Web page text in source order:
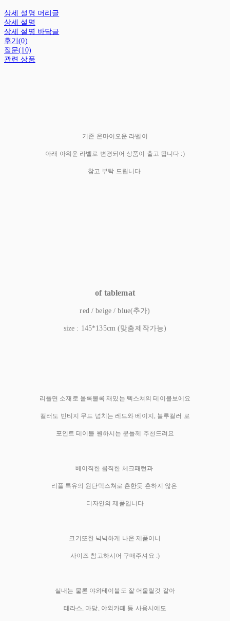
상세 설명 머리글
상세 설명
상세 설명 바닥글
후기(0)
질문(10)
관련 상품
기존 온마이오운 라벨이
아래 아워운 라벨로 변경되어 상품이 출고 됩니다 :)
참고 부탁 드립니다
of tablemat
red / beige / blue(추가)
size : 145*135cm (맞춤제작가능)
리플면 소재로 올록볼록 재밌는 텍스쳐의 테이블보에요
컬러도 빈티지 무드 넘치는 레드와 베이지, 블루컬러 로
포인트 테이블 원하시는 분들께 추천드려요
베이직한 큼직한 체크패턴과
리플 특유의 원단텍스쳐로 흔한듯 흔하지 않은
디자인의 제품입니다
크기또한 넉넉하게 나온 제품이니
사이즈 참고하시어 구매주셔요 :)
실내는 물론 야외테이블도 잘 어울릴것 같아
테라스, 마당, 야외카페 등 사용시에도